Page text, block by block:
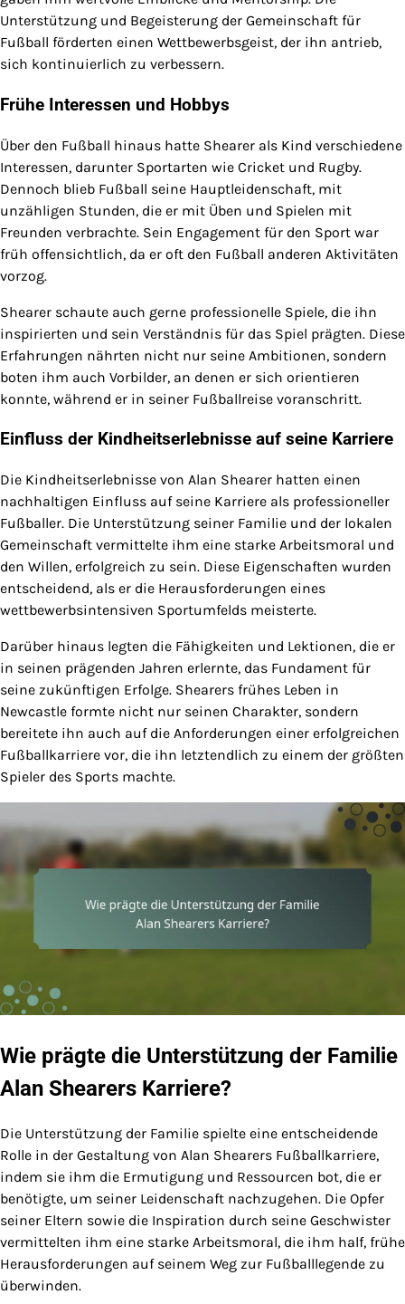
Unterstützung und Begeisterung der Gemeinschaft für
Fußball förderten einen Wettbewerbsgeist, der ihn antrieb,
sich kontinuierlich zu verbessern.
Frühe Interessen und Hobbys
Über den Fußball hinaus hatte Shearer als Kind verschiedene
Interessen, darunter Sportarten wie Cricket und Rugby.
Dennoch blieb Fußball seine Hauptleidenschaft, mit
unzähligen Stunden, die er mit Üben und Spielen mit
Freunden verbrachte. Sein Engagement für den Sport war
früh offensichtlich, da er oft den Fußball anderen Aktivitäten
vorzog.
Shearer schaute auch gerne professionelle Spiele, die ihn
inspirierten und sein Verständnis für das Spiel prägten. Diese
Erfahrungen nährten nicht nur seine Ambitionen, sondern
boten ihm auch Vorbilder, an denen er sich orientieren
konnte, während er in seiner Fußballreise voranschritt.
Einfluss der Kindheitserlebnisse auf seine Karriere
Die Kindheitserlebnisse von Alan Shearer hatten einen
nachhaltigen Einfluss auf seine Karriere als professioneller
Fußballer. Die Unterstützung seiner Familie und der lokalen
Gemeinschaft vermittelte ihm eine starke Arbeitsmoral und
den Willen, erfolgreich zu sein. Diese Eigenschaften wurden
entscheidend, als er die Herausforderungen eines
wettbewerbsintensiven Sportumfelds meisterte.
Darüber hinaus legten die Fähigkeiten und Lektionen, die er
in seinen prägenden Jahren erlernte, das Fundament für
seine zukünftigen Erfolge. Shearers frühes Leben in
Newcastle formte nicht nur seinen Charakter, sondern
bereitete ihn auch auf die Anforderungen einer erfolgreichen
Fußballkarriere vor, die ihn letztendlich zu einem der größten
Spieler des Sports machte.
Wie prägte die Unterstützung der Familie
Alan Shearers Karriere?
Die Unterstützung der Familie spielte eine entscheidende
Rolle in der Gestaltung von Alan Shearers Fußballkarriere,
indem sie ihm die Ermutigung und Ressourcen bot, die er
benötigte, um seiner Leidenschaft nachzugehen. Die Opfer
seiner Eltern sowie die Inspiration durch seine Geschwister
vermittelten ihm eine starke Arbeitsmoral, die ihm half, frühe
Herausforderungen auf seinem Weg zur Fußballlegende zu
überwinden.